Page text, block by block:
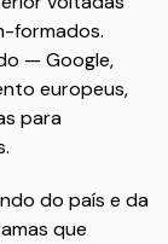
formados.
— Google,
europeus,
para
do país e da
que